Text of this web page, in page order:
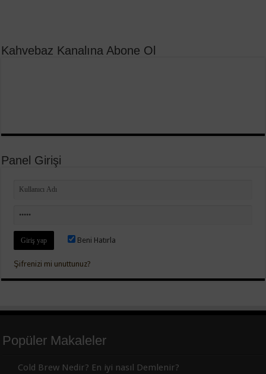
Kahvebaz Kanalına Abone Ol
Panel Girişi
Beni Hatırla
Şifrenizi mi unuttunuz?
Popüler Makaleler
Cold Brew Nedir? En iyi nasıl Demlenir?